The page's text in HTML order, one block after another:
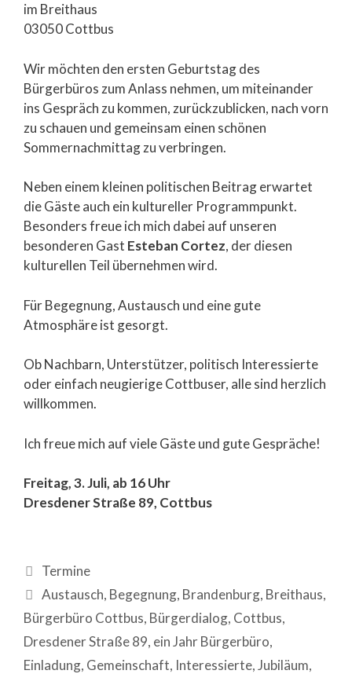
im Breithaus
03050 Cottbus
Wir möchten den ersten Geburtstag des
Bürgerbüros zum Anlass nehmen, um miteinander
ins Gespräch zu kommen, zurückzublicken, nach vorn
zu schauen und gemeinsam einen schönen
Sommernachmittag zu verbringen.
Neben einem kleinen politischen Beitrag erwartet
die Gäste auch ein kultureller Programmpunkt.
Besonders freue ich mich dabei auf unseren
besonderen Gast Esteban Cortez, der diesen
kulturellen Teil übernehmen wird.
Für Begegnung, Austausch und eine gute
Atmosphäre ist gesorgt.
Ob Nachbarn, Unterstützer, politisch Interessierte
oder einfach neugierige Cottbuser, alle sind herzlich
willkommen.
Ich freue mich auf viele Gäste und gute Gespräche!
Freitag, 3. Juli, ab 16 Uhr
Dresdener Straße 89, Cottbus
Termine
Austausch, Begegnung, Brandenburg, Breithaus,
Bürgerbüro Cottbus, Bürgerdialog, Cottbus,
Dresdener Straße 89, ein Jahr Bürgerbüro,
Einladung, Gemeinschaft, Interessierte,Jubiläum,